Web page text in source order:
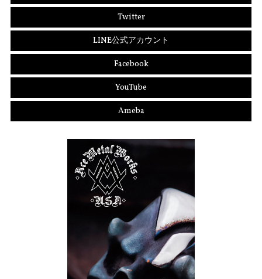
Twitter
LINE公式アカウント
Facebook
YouTube
Ameba